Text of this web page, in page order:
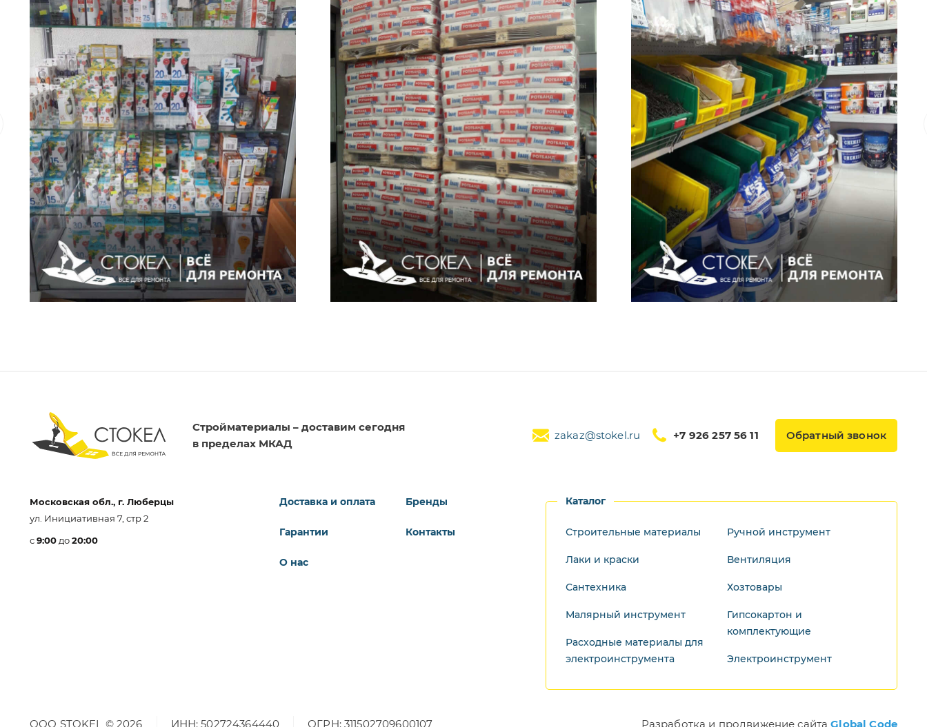
Стройматериалы – доставим сегодня
в пределах МКАД
zakaz@stokel.ru +7 926 257 56 11 Обратный звонок
Московская обл., г. Люберцы
ул. Инициативная 7, стр 2
с9:00 до20:00
Доставка и оплата
Гарантии
О нас
Бренды
Контакты
Каталог
Строительные материалы
Лаки и краски
Сантехника
Малярный инструмент
Расходные материалы для
электроинструмента
Ручной инструмент
Вентиляция
Хозтовары
Гипсокартон и
комплектующие
Электроинструмент
ООО STOKEL © 2026 ИНН: 502724364440 ОГРН: 311502709600107 Разработка и продвижение сайтаGlobal Code